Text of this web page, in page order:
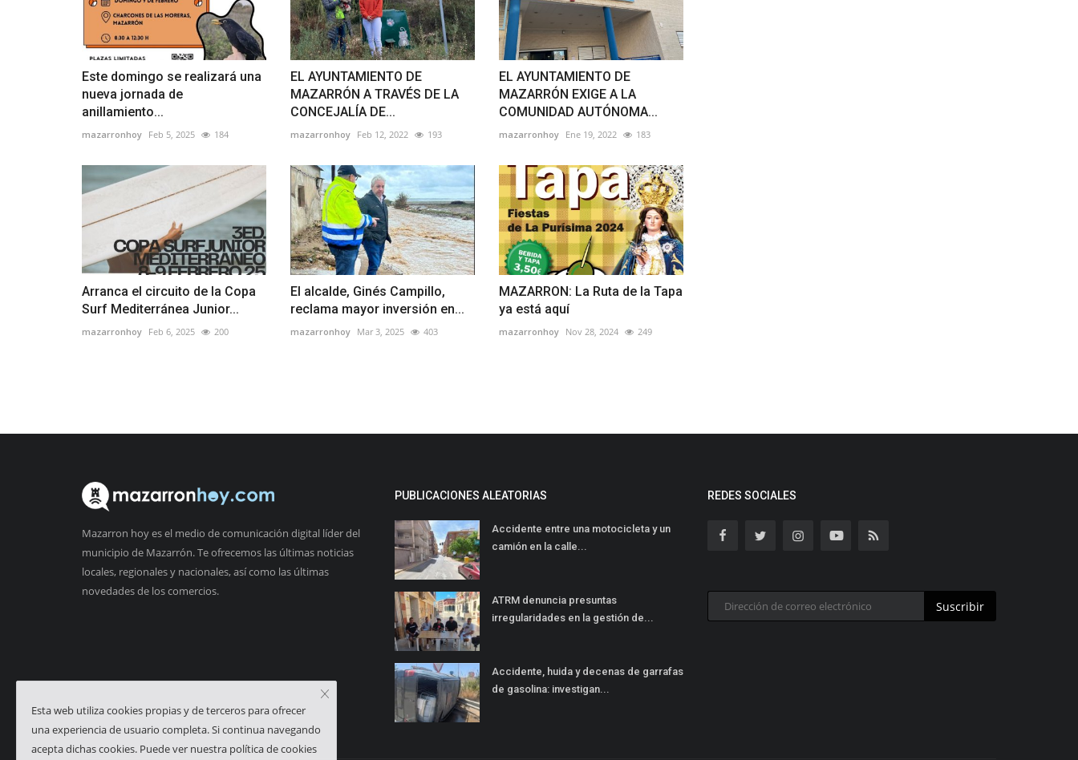
Este domingo se realizará una
nueva jornada de
anillamiento...
mazarronhoy Feb 5, 2025 184
EL AYUNTAMIENTO DE
MAZARRÓN A TRAVÉS DE LA
CONCEJALÍA DE...
mazarronhoy Feb 12, 2022 193
EL AYUNTAMIENTO DE
MAZARRÓN EXIGE A LA
COMUNIDAD AUTÓNOMA...
mazarronhoy Ene 19, 2022 183
Arranca el circuito de la Copa
Surf Mediterránea Junior...
mazarronhoy Feb 6, 2025 200
El alcalde, Ginés Campillo,
reclama mayor inversión en...
mazarronhoy Mar 3, 2025 403
MAZARRON: La Ruta de la Tapa
ya está aquí
mazarronhoy Nov 28, 2024 249
Mazarron hoy es el medio de comunicación digital líder del
municipio de Mazarrón. Te ofrecemos las últimas noticias
locales, regionales y nacionales, así como las últimas
novedades de los comercios.
PUBLICACIONES ALEATORIAS
Accidente entre una motocicleta y un
camión en la calle...
ATRM denuncia presuntas
irregularidades en la gestión de...
Accidente, huida y decenas de garrafas
de gasolina: investigan...
REDES SOCIALES
Suscribir
Esta web utiliza cookies propias y de terceros para ofrecer
una experiencia de usuario completa. Si continua navegando
acepta dichas cookies. Puede ver nuestra política de cookies